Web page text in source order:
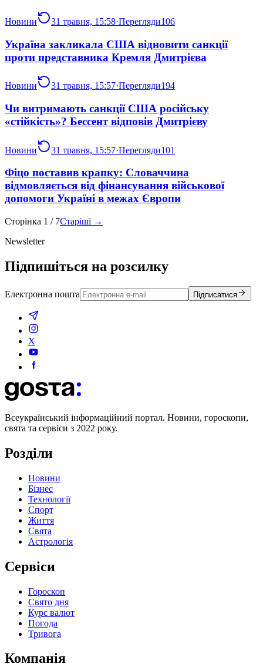
Новини 31 травня, 15:58·Перегляди106
Україна закликала США відновити санкції
проти представника Кремля Дмитрієва
Новини 31 травня, 15:57·Перегляди194
Чи витримають санкції США російську
«стійкість»? Бессент відповів Дмитрієву
Новини 31 травня, 15:57·Перегляди101
Фіцо поставив крапку: Словаччина
відмовляється від фінансування військової
допомоги Україні в межах Європи
Сторінка 1 / 7Старіші →
Newsletter
Підпишіться на розсилку
Електронна пошта Підписатися
X
Всеукраїнський інформаційний портал. Новини, гороскопи,
свята та сервіси з 2022 року.
Розділи
Новини
Бізнес
Технології
Спорт
Життя
Свята
Астрологія
Сервіси
Гороскоп
Свято дня
Курс валют
Погода
Тривога
Компанія